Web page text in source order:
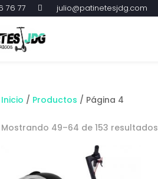
76 77  julio@patinetesjdg.com
Inicio / Productos / Página 4
Mostrando 49–64 de 153 resultados